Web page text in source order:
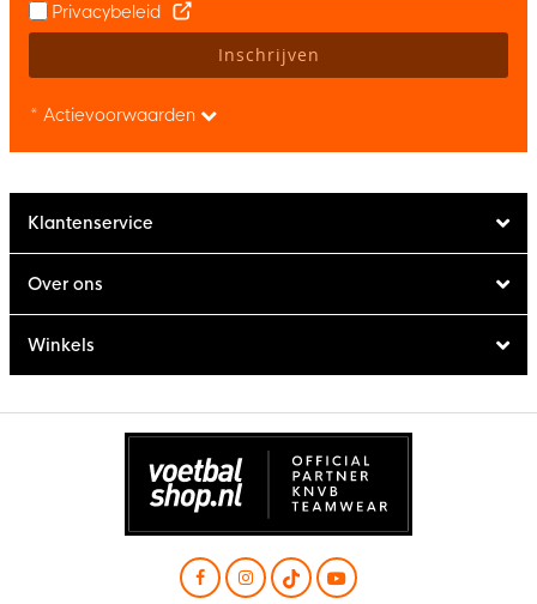
Privacybeleid
Inschrijven
* Actievoorwaarden
Klantenservice
Over ons
Winkels